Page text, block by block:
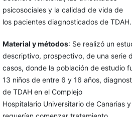
psicosociales y la calidad de vida de
los pacientes diagnosticados de TDAH.
Material y métodos: Se realizó un
descriptivo, prospectivo, de una serie
casos, donde la población de estudio
13 niños de entre 6 y 16 años,
de TDAH en el Complejo
Hospitalario Universitario de Canarias